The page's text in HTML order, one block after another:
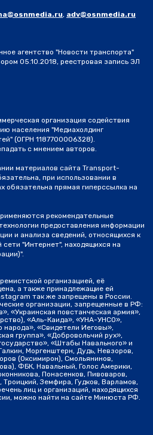
, adv@osnmedia.ru
агентство "Новости транспорта"
05.10.2018, реестровая запись ЭЛ
организация содействия
населения "Медиахолдинг
(ОГРН 1187700006328).
с мнением авторов.
материалов сайта Transport-
при использовании в
обязательна прямая гиперссылка на
рекомендательные
предоставления информации
и анализа сведений, относящихся к
"Интернет", находящихся на
организацией, её
а также принадлежащие ей
так же запрещены в России.
организации, запрещенные в РФ:
«Украинская повстанческая армия»,
«Аль-Каида», «УНА-УНСО»,
«Свидетели Иеговы»,
группа», «Добровольчий рух»,
«Штабы Навального» и
Моргенштерн, Дудь, Невзоров,
(Оксимирон), Смольянинов,
ФБК, Навальный, Голос Америки,
Понасенков, Пивоваров,
Земфира, Гудков, Варламов,
лиц и организаций, находящихся
можно найти на сайте Минюста РФ.